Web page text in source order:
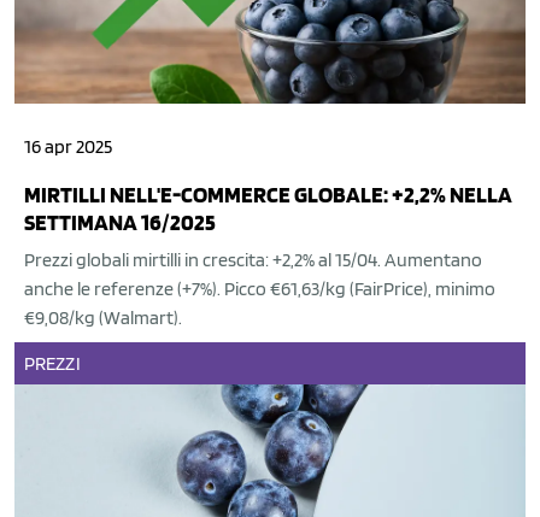
16 apr 2025
MIRTILLI NELL'E-COMMERCE GLOBALE: +2,2% NELLA
SETTIMANA 16/2025
Prezzi globali mirtilli in crescita: +2,2% al 15/04. Aumentano
anche le referenze (+7%). Picco €61,63/kg (FairPrice), minimo
€9,08/kg (Walmart).
PREZZI